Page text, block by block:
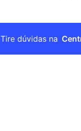
Tire dúvidas na